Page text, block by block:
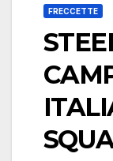
FRECCETTE